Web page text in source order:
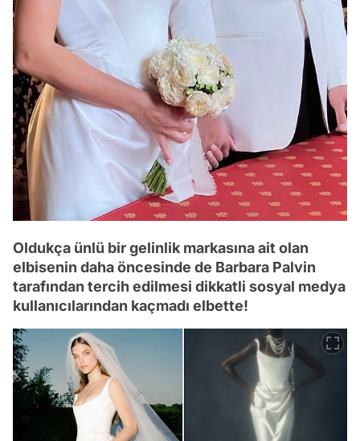
Oldukça ünlü bir gelinlik markasına ait olan
elbisenin daha öncesinde de Barbara Palvin
tarafından tercih edilmesi dikkatli sosyal medya
kullanıcılarından kaçmadı elbette!